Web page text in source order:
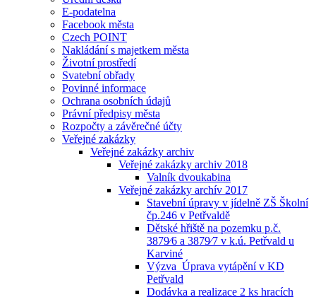
E-podatelna
Facebook města
Czech POINT
Nakládání s majetkem města
Životní prostředí
Svatební obřady
Povinné informace
Ochrana osobních údajů
Právní předpisy města
Rozpočty a závěrečné účty
Veřejné zakázky
Veřejné zakázky archiv
Veřejné zakázky archiv 2018
Valník dvoukabina
Veřejné zakázky archív 2017
Stavební úpravy v jídelně ZŠ Školní
čp.246 v Petřvaldě
Dětské hřiště na pozemku p.č.
3879⁄6 a 3879⁄7 v k.ú. Petřvald u
Karviné
Výzva_Úprava vytápění v KD
Petřvald
Dodávka a realizace 2 ks hracích